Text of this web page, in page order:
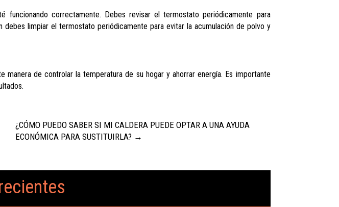
correctamente. Debes revisar el termostato periódicamente para
limpiar el termostato periódicamente para evitar la acumulación de polvo y
de controlar la temperatura de su hogar y ahorrar energía. Es importante
¿CÓMO PUEDO SABER SI MI CALDERA PUEDE OPTAR A UNA AYUDA
ECONÓMICA PARA SUSTITUIRLA? →